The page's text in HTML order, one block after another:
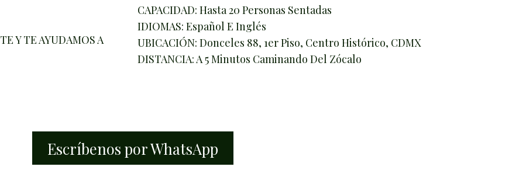
Y TE AYUDAMOS A
CAPACIDAD: Hasta 20 Personas Sentadas
IDIOMAS: Español E Inglés
UBICACIÓN: Donceles 88, 1er Piso, Centro Histórico, CDMX
DISTANCIA: A 5 Minutos Caminando Del Zócalo
Escríbenos por WhatsApp